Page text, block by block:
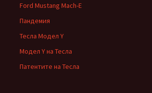
Ford Mustang Mach-E
Пандемия
Тесла Модел Y
Модел Y на Тесла
Патентите на Тесла